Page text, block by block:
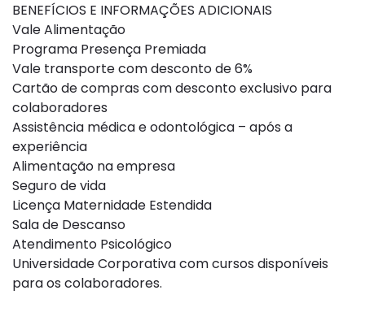
BENEFÍCIOS E INFORMAÇÕES ADICIONAIS
Vale Alimentação
Programa Presença Premiada
Vale transporte com desconto de 6%
Cartão de compras com desconto exclusivo para
colaboradores
Assistência médica e odontológica – após a
experiência
Alimentação na empresa
Seguro de vida
Licença Maternidade Estendida
Sala de Descanso
Atendimento Psicológico
Universidade Corporativa com cursos disponíveis
para os colaboradores.